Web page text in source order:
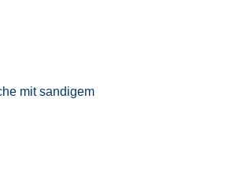
mit sandigem